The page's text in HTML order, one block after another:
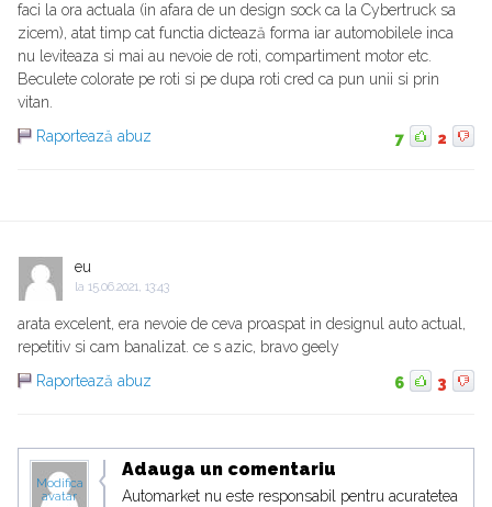
faci la ora actuala (in afara de un design sock ca la Cybertruck sa
zicem), atat timp cat functia dictează forma iar automobilele inca
nu leviteaza si mai au nevoie de roti, compartiment motor etc.
Beculete colorate pe roti si pe dupa roti cred ca pun unii si prin
vitan.
Raportează abuz
7 2
eu
la 15.06.2021, 13:43
arata excelent, era nevoie de ceva proaspat in designul auto actual,
repetitiv si cam banalizat. ce s azic, bravo geely
Raportează abuz
6 3
Modifica
avatar
Adauga un comentariu
Automarket nu este responsabil pentru acuratetea